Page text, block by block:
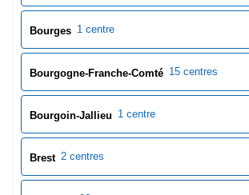
Bourges 1 centre
Bourgogne-Franche-Comté 15 centres
Bourgoin-Jallieu 1 centre
Brest 2 centres